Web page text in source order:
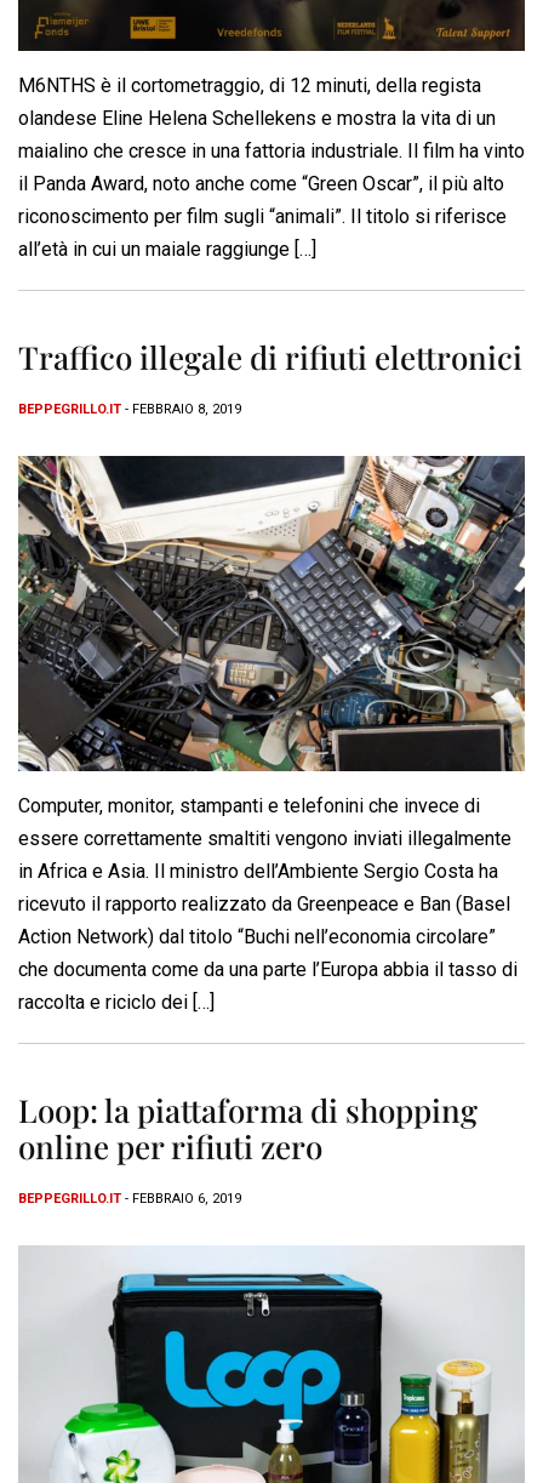
M6NTHS è il cortometraggio, di 12 minuti, della regista
olandese Eline Helena Schellekens e mostra la vita di un
maialino che cresce in una fattoria industriale. Il film ha vinto
il Panda Award, noto anche come “Green Oscar”, il più alto
riconoscimento per film sugli “animali”. Il titolo si riferisce
all’età in cui un maiale raggiunge […]
Traffico illegale di rifiuti elettronici
BEPPEGRILLO.IT - FEBBRAIO 8, 2019
Computer, monitor, stampanti e telefonini che invece di
essere correttamente smaltiti vengono inviati illegalmente
in Africa e Asia. Il ministro dell’Ambiente Sergio Costa ha
ricevuto il rapporto realizzato da Greenpeace e Ban (Basel
Action Network) dal titolo “Buchi nell’economia circolare”
che documenta come da una parte l’Europa abbia il tasso di
raccolta e riciclo dei […]
Loop: la piattaforma di shopping
online per rifiuti zero
BEPPEGRILLO.IT - FEBBRAIO 6, 2019